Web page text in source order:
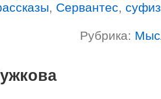
, Сервантес,
Рубрика: